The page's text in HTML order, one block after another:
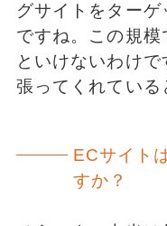
グサイトをター
ですね。この規
といけないわけ
張ってくれている
ECサイト
すか？